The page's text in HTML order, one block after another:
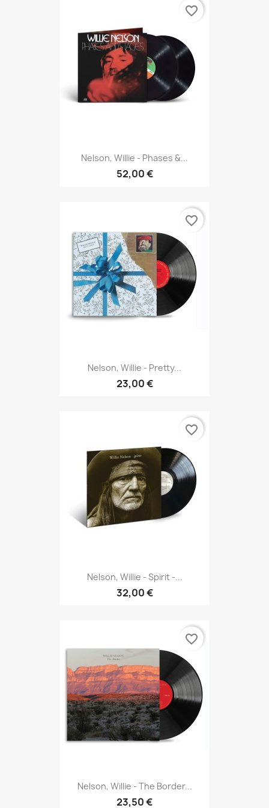
Nelson, Willie - Phases &...
52,00 €
favorite_border
Nelson, Willie - Pretty...
23,00 €
favorite_border
Nelson, Willie - Spirit -...
32,00 €
favorite_border
Nelson, Willie - The Border...
23,50 €
favorite_border